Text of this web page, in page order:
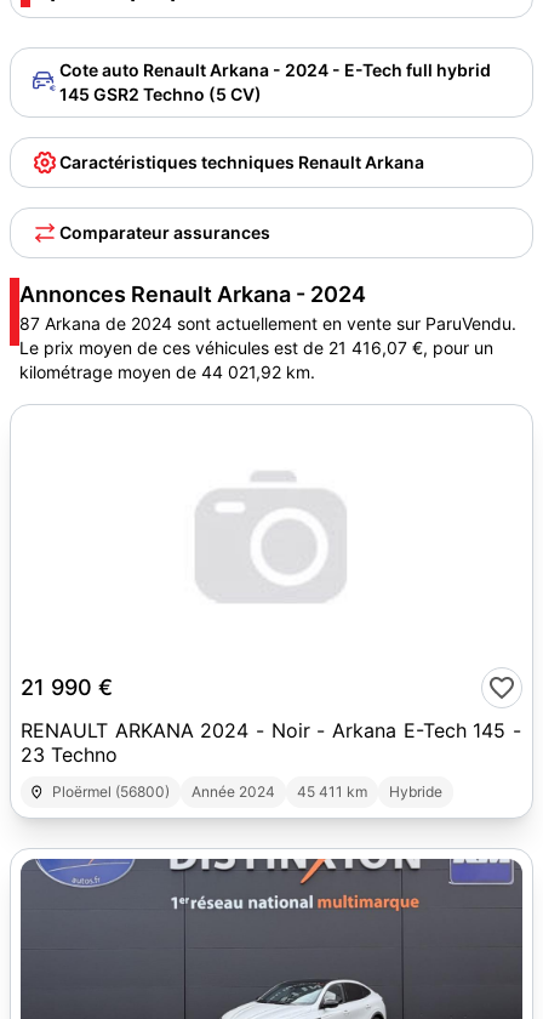
Cote auto Renault Arkana - 2024 - E-Tech full hybrid
145 GSR2 Techno (5 CV)
Caractéristiques techniques Renault Arkana
Comparateur assurances
Annonces Renault Arkana - 2024
87 Arkana de 2024 sont actuellement en vente sur ParuVendu.
Le prix moyen de ces véhicules est de 21 416,07 €, pour un
kilométrage moyen de 44 021,92 km.
21 990 €
RENAULT ARKANA 2024 - Noir - Arkana E-Tech 145 -
23 Techno
Ploërmel (56800) Année 2024 45 411 km Hybride